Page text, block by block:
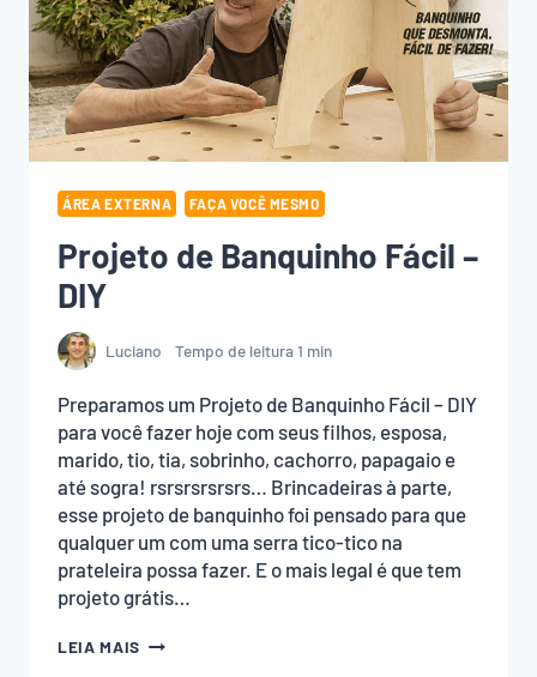
ÁREA EXTERNA FAÇA VOCÊ MESMO
Projeto de Banquinho Fácil –
DIY
Luciano Tempo de leitura1 min
Preparamos um Projeto de Banquinho Fácil – DIY
para você fazer hoje com seus filhos, esposa,
marido, tio, tia, sobrinho, cachorro, papagaio e
até sogra! rsrsrsrsrsrs… Brincadeiras à parte,
esse projeto de banquinho foi pensado para que
qualquer um com uma serra tico-tico na
prateleira possa fazer. E o mais legal é que tem
projeto grátis…
LEIA MAIS PROJETO